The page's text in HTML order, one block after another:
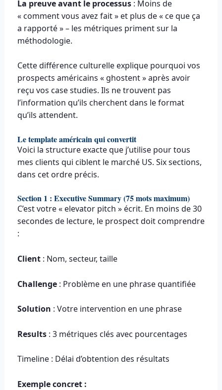
La preuve avant le processus: Moins de
« comment vous avez fait » et plus de « ce que ça
a rapporté » – les métriques priment sur la
méthodologie.
Cette différence culturelle explique pourquoi vos
prospects américains « ghostent » après avoir
reçu vos case studies. Ils ne trouvent pas
l’information qu’ils cherchent dans le format
qu’ils attendent.
Le template américain qui convertit
Voici la structure exacte que j’utilise pour tous
mes clients qui ciblent le marché US. Six sections,
dans cet ordre précis.
Section 1 : Executive Summary (75 mots maximum)
C’est votre « elevator pitch » écrit. En moins de 30
secondes de lecture, le prospect doit comprendre
:
Client : Nom, secteur, taille
Challenge : Problème en une phrase quantifiée
Solution : Votre intervention en une phrase
Results : 3 métriques clés avec pourcentages
Timeline : Délai d’obtention des résultats
Exemple concret :